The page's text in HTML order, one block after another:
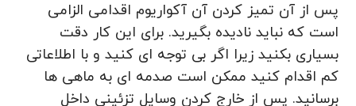
پس از آن تمیز کردن آن آکواریوم اقدامی الزامی
است که نباید نادیده بگیرید. برای این کار دقت
بسیاری بکنید زیرا اگر بی توجه ای کنید و با اطلاعاتی
کم اقدام کنید ممکن است صدمه ای به ماهی ها
برسانید. پس از خارج کردن وسایل تزئینی داخل